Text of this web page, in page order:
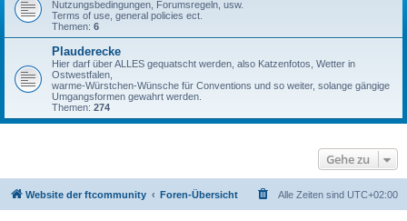
Nutzungsbedingungen, Forumsregeln, usw.
Terms of use, general policies ect.
Themen: 6
Plauderecke
Hier darf über ALLES gequatscht werden, also Katzenfotos, Wetter in
Ostwestfalen,
warme-Würstchen-Wünsche für Conventions und so weiter, solange gängige
Umgangsformen gewahrt werden.
Themen: 274
Gehe zu
Website der ftcommunity Foren-Übersicht Alle Zeiten sind UTC+02:00